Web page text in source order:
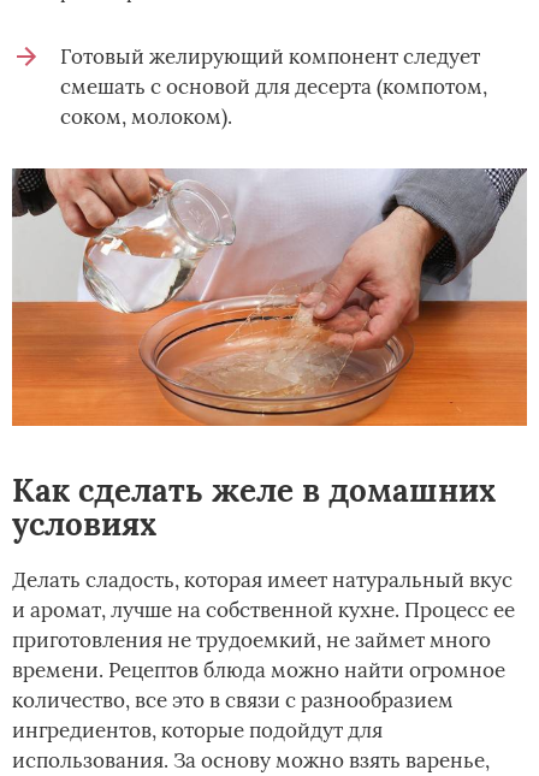
Готовый желирующий компонент следует
смешать с основой для десерта (компотом,
соком, молоком).
Как сделать желе в домашних
условиях
Делать сладость, которая имеет натуральный вкус
и аромат, лучше на собственной кухне. Процесс ее
приготовления не трудоемкий, не займет много
времени. Рецептов блюда можно найти огромное
количество, все это в связи с разнообразием
ингредиентов, которые подойдут для
использования. За основу можно взять варенье,